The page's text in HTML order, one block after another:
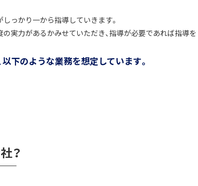
っかり一から指導していきます。
の実力があるかみせていただき、指導が必要であれば指導を
下のような業務を想定しています。
？